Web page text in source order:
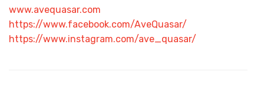
www.avequasar.com
https://www.facebook.com/AveQuasar/
https://www.instagram.com/ave_quasar/